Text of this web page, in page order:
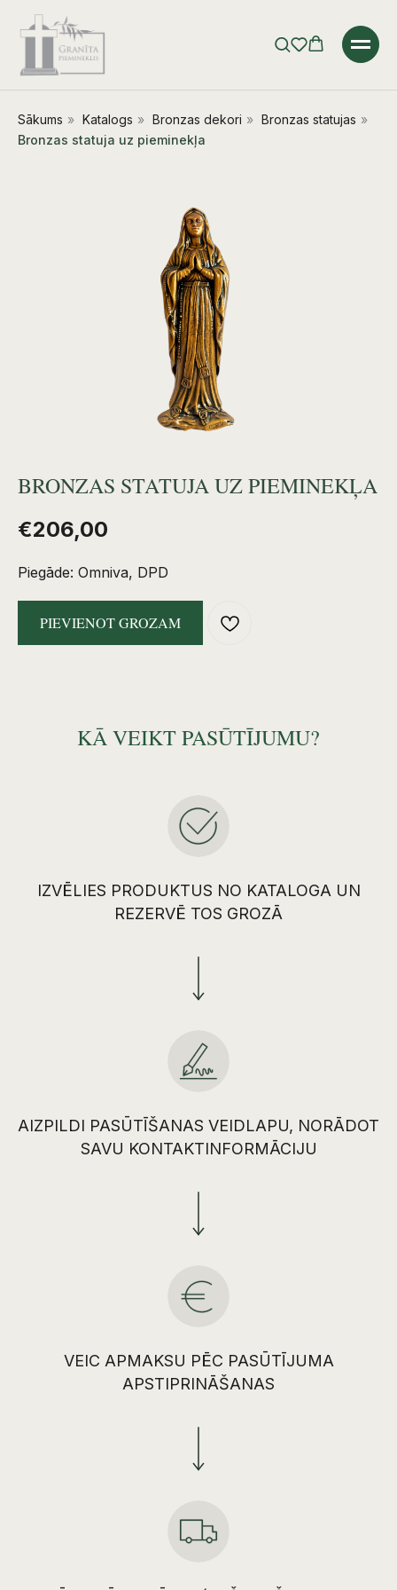
Sākums » Katalogs » Bronzas dekori » Bronzas statujas »
Bronzas statuja uz pieminekļa
BRONZAS STATUJA UZ PIEMINEKĻA
€206,00
Piegāde: Omniva, DPD
PIEVIENOT GROZAM
KĀ VEIKT PASŪTĪJUMU?
IZVĒLIES PRODUKTUS NO KATALOGA UN
REZERVĒ TOS GROZĀ
AIZPILDI PASŪTĪŠANAS VEIDLAPU, NORĀDOT
SAVU KONTAKTINFORMĀCIJU
VEIC APMAKSU PĒC PASŪTĪJUMA
APSTIPRINĀŠANAS